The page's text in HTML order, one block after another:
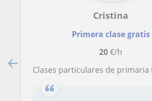
Cristina
Primera clase gratis
20€/h
clases particulares de primaria todas las asignaturas. orientación educativa.